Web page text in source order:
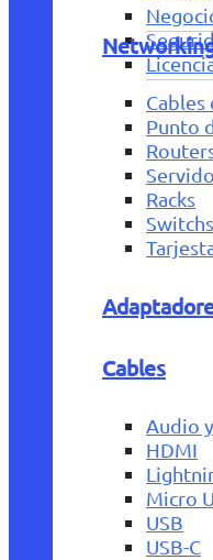
Cables
Punto
Racks
Switchs
Cables
Audio
HDMI
Micro
USB
USB-C